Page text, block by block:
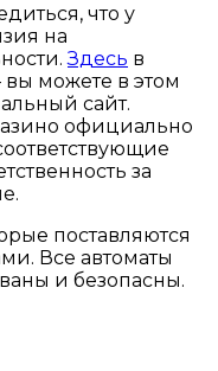
что у
на
Здесь в
вы можете в этом
сайт.
официально
за
поставляются
Все автоматы
и безопасны.